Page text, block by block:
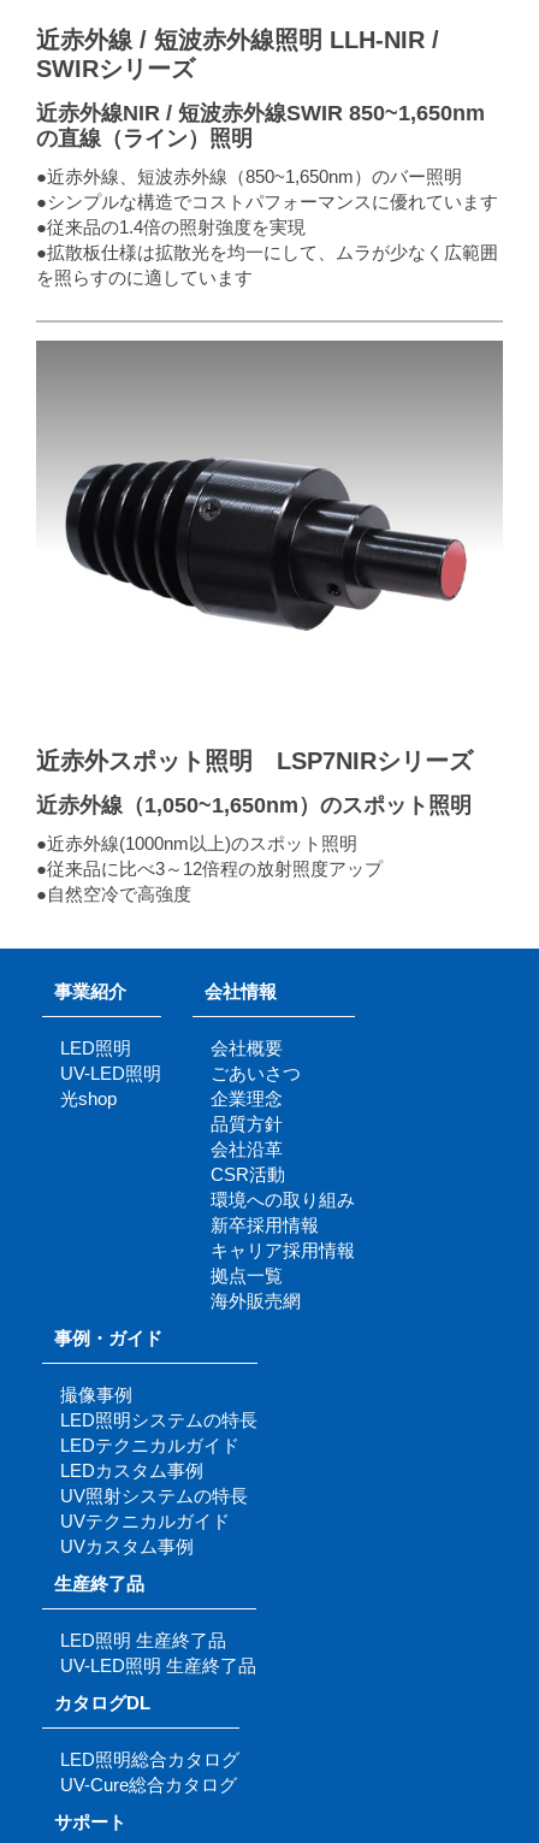
近赤外線 / 短波赤外線照明 LLH-NIR /
SWIRシリーズ
近赤外線NIR / 短波赤外線SWIR 850~1,650nm
の直線（ライン）照明
●近赤外線、短波赤外線（850~1,650nm）のバー照明
●シンプルな構造でコストパフォーマンスに優れています
●従来品の1.4倍の照射強度を実現
●拡散板仕様は拡散光を均一にして、ムラが少なく広範囲
を照らすのに適しています
近赤外スポット照明 LSP7NIRシリーズ
近赤外線（1,050~1,650nm）のスポット照明
●近赤外線(1000nm以上)のスポット照明
●従来品に比べ3～12倍程の放射照度アップ
●自然空冷で高強度
事業紹介
LED照明
UV-LED照明
光shop
会社情報
会社概要
ごあいさつ
企業理念
品質方針
会社沿革
CSR活動
環境への取り組み
新卒採用情報
キャリア採用情報
拠点一覧
海外販売網
事例・ガイド
撮像事例
LED照明システムの特長
LEDテクニカルガイド
LEDカスタム事例
UV照射システムの特長
UVテクニカルガイド
UVカスタム事例
生産終了品
LED照明 生産終了品
UV-LED照明 生産終了品
カタログDL
LED照明総合カタログ
UV-Cure総合カタログ
サポート